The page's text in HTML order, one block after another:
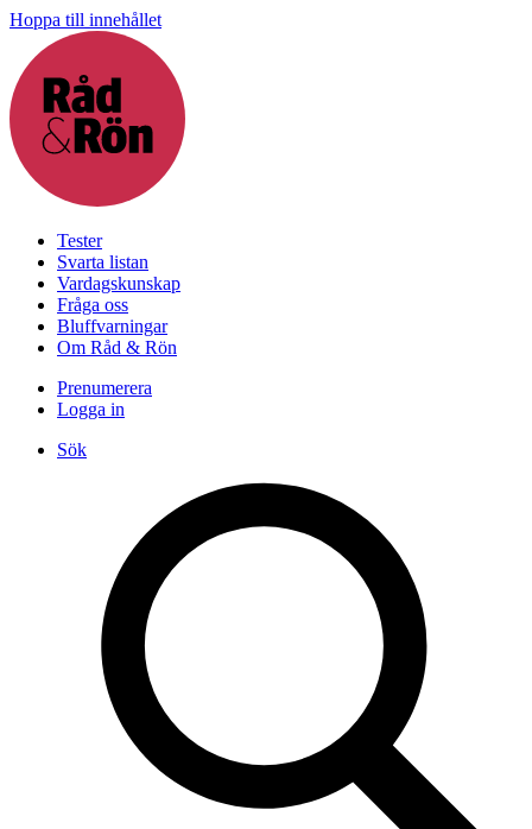
Hoppa till innehållet
Tester
Svarta listan
Vardagskunskap
Fråga oss
Bluffvarningar
Om Råd & Rön
Prenumerera
Logga in
Sök